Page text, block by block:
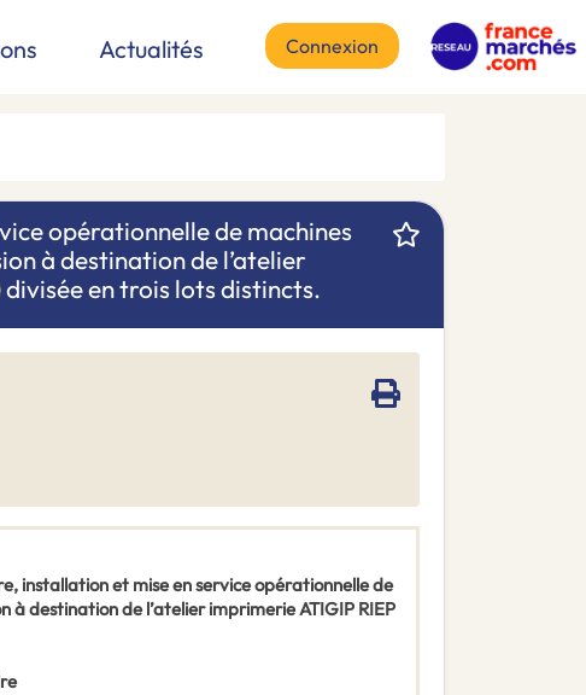
Actualités Connexion
opérationnelle de machines
à destination de l’atelier
divisée en trois lots distincts.
installation et mise en service opérationnelle de
à destination de l’atelier imprimerie ATIGIP RIEP